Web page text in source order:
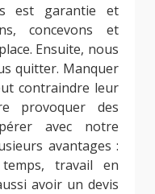
est garantie et
concevons et
Ensuite, nous
quitter. Manquer
contraindre leur
provoquer des
avec notre
avantages :
travail en
avoir un devis